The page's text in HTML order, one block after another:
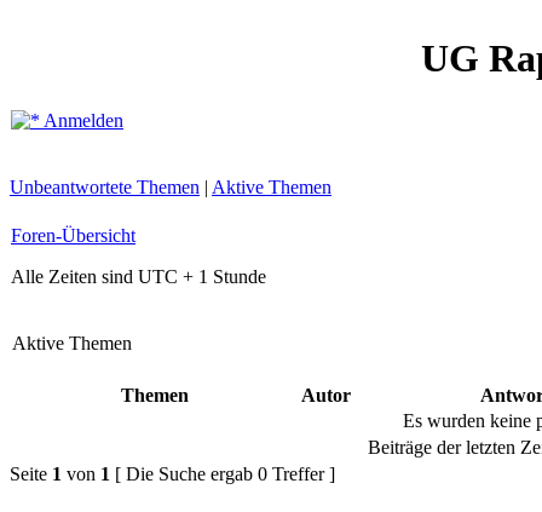
UG
Anmelden
Unbeantwortete Themen | Aktive Themen
Foren-Übersicht
Alle Zeiten sind UTC + 1 Stunde
Aktive Themen
Themen Autor
Es wurden keine
Beiträge der letzten
Seite 1 von 1 [ Die Suche ergab 0 Treffer ]